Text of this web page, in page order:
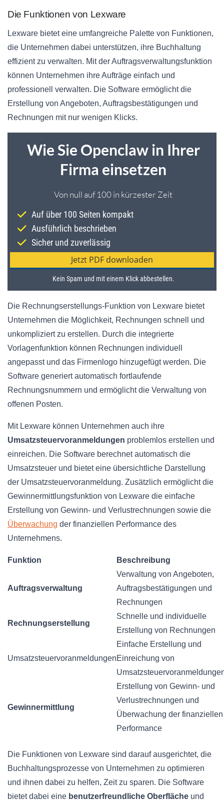
Die Funktionen von Lexware
Lexware bietet eine umfangreiche Palette von Funktionen,
die Unternehmen dabei unterstützen, ihre Buchhaltung
effizient zu verwalten. Mit der Auftragsverwaltungsfunktion
können Unternehmen ihre Aufträge einfach und
professionell verwalten. Die Software ermöglicht die
Erstellung von Angeboten, Auftragsbestätigungen und
Rechnungen mit nur wenigen Klicks.
Die Rechnungserstellungs-Funktion von Lexware bietet
Unternehmen die Möglichkeit, Rechnungen schnell und
unkompliziert zu erstellen. Durch die integrierte
Vorlagenfunktion können Rechnungen individuell
angepasst und das Firmenlogo hinzugefügt werden. Die
Software generiert automatisch fortlaufende
Rechnungsnummern und ermöglicht die Verwaltung von
offenen Posten.
Mit Lexware können Unternehmen auch ihre
Umsatzsteuervoranmeldungen problemlos erstellen und
einreichen. Die Software berechnet automatisch die
Umsatzsteuer und bietet eine übersichtliche Darstellung
der Umsatzsteuervoranmeldung. Zusätzlich ermöglicht die
Gewinnermittlungsfunktion von Lexware die einfache
Erstellung von Gewinn- und Verlustrechnungen sowie die
Überwachung der finanziellen Performance des
Unternehmens.
Funktion Beschreibung
Auftragsverwaltung
Verwaltung von Angeboten,
Auftragsbestätigungen und
Rechnungen
Rechnungserstellung
Schnelle und individuelle
Erstellung von Rechnungen
Umsatzsteuervoranmeldungen
Einfache Erstellung und
Einreichung von
Gewinnermittlung
Erstellung von Gewinn- und
Verlustrechnungen und
Überwachung der finanziellen
Performance
Die Funktionen von Lexware sind darauf ausgerichtet, die
Buchhaltungsprozesse von Unternehmen zu optimieren
und ihnen dabei zu helfen, Zeit zu sparen. Die Software
bietet dabei eine benutzerfreundliche Oberfläche und